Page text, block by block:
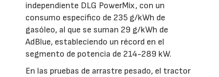
independiente DLG PowerMix, con un
consumo específico de 235 g/kWh de
gasóleo, al que se suman 29 g/kWh de
AdBlue, estableciendo un récord en el
segmento de potencia de 214-289 kW.
En las pruebas de arrastre pesado, el tractor